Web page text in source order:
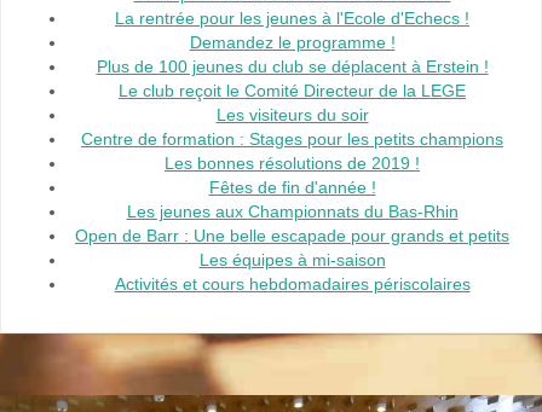
La rentrée pour les jeunes à l'Ecole d'Echecs !
Demandez le programme !
Plus de 100 jeunes du club se déplacent à Erstein !
Le club reçoit le Comité Directeur de la LEGE
Les visiteurs du soir
Centre de formation : Stages pour les petits champions
Les bonnes résolutions de 2019 !
Fêtes de fin d'année !
Les jeunes aux Championnats du Bas-Rhin
Open de Barr : Une belle escapade pour grands et petits
Les équipes à mi-saison
Activités et cours hebdomadaires périscolaires